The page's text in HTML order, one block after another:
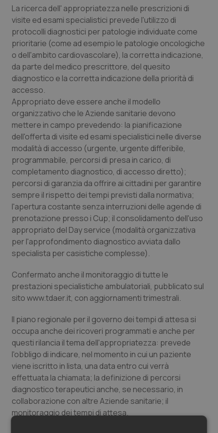
Veneto
Oncoematologia
Oncologia & Nutrizione
Psoriasi & pelle
Quotidiano Cardiologia
Quotidiano Chirurgia
Quotidiano Oncologia
Quotidiano Pediatria
Rene & patologie urogenitali
Salute orale & impianti
Sangue & coagulazione
Tiroide
Tumore al seno
Tumore ovarico
Tumori del Polmone & Testa Collo
Tumori gastrointestinali
Ulcera & Reflusso
La ricerca dell' appropriatezza nelle prescrizioni di
visite ed esami specialistici prevede l'utilizzo di
protocolli diagnostici per patologie individuate come
prioritarie (come ad esempio le patologie oncologiche
o dell'ambito cardiovascolare), la corretta indicazione,
da parte del medico prescrittore, del quesito
diagnostico e la corretta indicazione della priorità di
accesso.
Appropriato deve essere anche il modello
organizzativo che le Aziende sanitarie devono
mettere in campo prevedendo: la pianificazione
dell'offerta di visite ed esami specialistici nelle diverse
modalità di accesso (urgente, urgente differibile,
programmabile, percorsi di presa in carico, di
completamento diagnostico, di accesso diretto);
percorsi di garanzia da offrire ai cittadini per garantire
sempre il rispetto dei tempi previsti dalla normativa;
l'apertura costante senza interruzioni delle agende di
prenotazione presso i Cup; il consolidamento dell'uso
appropriato del Day service (modalità organizzativa
per l'approfondimento diagnostico avviata dallo
specialista per casistiche complesse).
Confermato anche il monitoraggio di tutte le
prestazioni specialistiche ambulatoriali, pubblicato sul
sito www.tdaer.it, con aggiornamenti trimestrali.
Il piano regionale per il governo dei tempi di attesa si
occupa anche dei ricoveri programmati e anche per
questi rilancia il tema dell'appropriatezza: prevede
l'obbligo di indicare, nel momento in cui un paziente
viene iscritto in lista, una data entro cui verrà
effettuata la chiamata; la definizione di percorsi
diagnostico terapeutici anche, se necessario, in
collaborazione con altre Aziende sanitarie; il
monitoraggio dei tempi di attesa.